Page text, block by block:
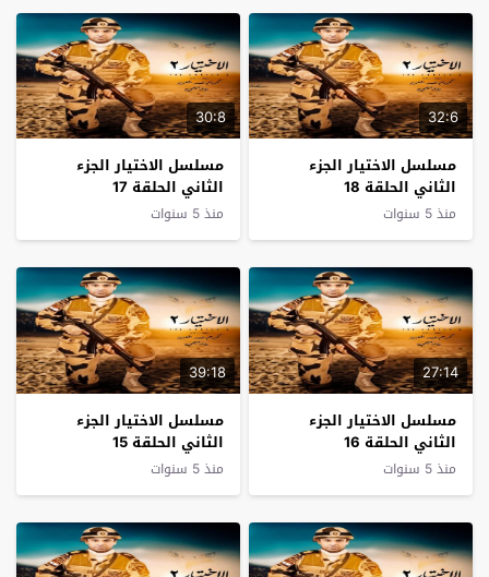
32:6
مسلسل الاختيار الجزء
الثاني الحلقة 18
منذ 5 سنوات
30:8
مسلسل الاختيار الجزء
الثاني الحلقة 17
منذ 5 سنوات
27:14
مسلسل الاختيار الجزء
الثاني الحلقة 16
منذ 5 سنوات
39:18
مسلسل الاختيار الجزء
الثاني الحلقة 15
منذ 5 سنوات